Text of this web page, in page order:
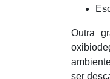
Outra
ser